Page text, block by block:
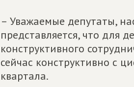
– Уважаемые депутаты,
представляется, что для
конструктивного
сейчас конструктивно с
квартала.